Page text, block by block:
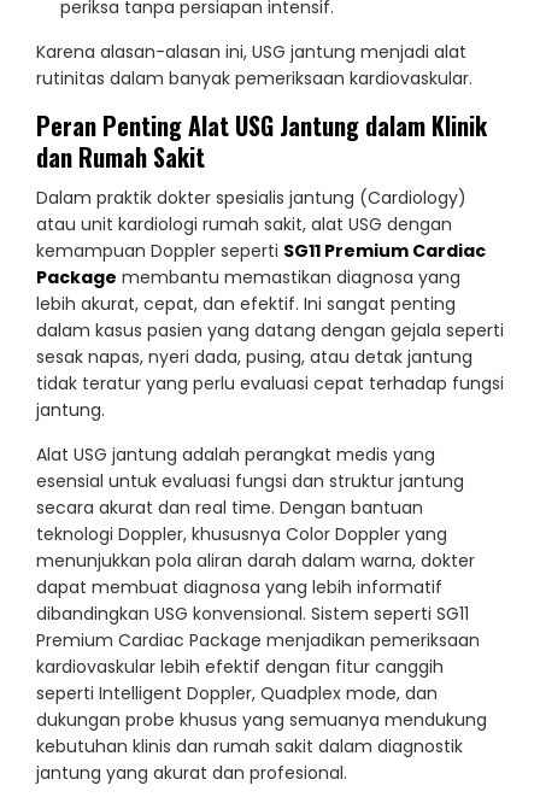
periksa tanpa persiapan intensif.
Karena alasan-alasan ini, USG jantung menjadi alat
rutinitas dalam banyak pemeriksaan kardiovaskular.
Peran Penting Alat USG Jantung dalam Klinik
dan Rumah Sakit
Dalam praktik dokter spesialis jantung (Cardiology)
atau unit kardiologi rumah sakit, alat USG dengan
kemampuan Doppler seperti SG11 Premium Cardiac
Package membantu memastikan diagnosa yang
lebih akurat, cepat, dan efektif. Ini sangat penting
dalam kasus pasien yang datang dengan gejala seperti
sesak napas, nyeri dada, pusing, atau detak jantung
tidak teratur yang perlu evaluasi cepat terhadap fungsi
jantung.
Alat USG jantung adalah perangkat medis yang
esensial untuk evaluasi fungsi dan struktur jantung
secara akurat dan real time. Dengan bantuan
teknologi Doppler, khususnya Color Doppler yang
menunjukkan pola aliran darah dalam warna, dokter
dapat membuat diagnosa yang lebih informatif
dibandingkan USG konvensional. Sistem seperti SG11
Premium Cardiac Package menjadikan pemeriksaan
kardiovaskular lebih efektif dengan fitur canggih
seperti Intelligent Doppler, Quadplex mode, dan
dukungan probe khusus yang semuanya mendukung
kebutuhan klinis dan rumah sakit dalam diagnostik
jantung yang akurat dan profesional.